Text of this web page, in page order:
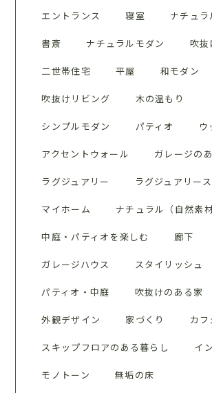
エントランス 寝室 ナチュラ
書斎 ナチュラルモダン 吹抜
二世帯住宅 平屋 和モダン
吹抜けリビング 木の温もり
シンプルモダン パティオ ウ
アクセントウォール ガレージの
ラグジュアリー ラグジュアリー
マイホーム ナチュラル（自然素材
中庭・パティオを楽しむ 廊下
ガレージハウス スタイリッシュ
パティオ・中庭 吹抜けのある家
外観デザイン 家づくり カフ
スキップフロアのある暮らし イ
モノトーン 無垢の床